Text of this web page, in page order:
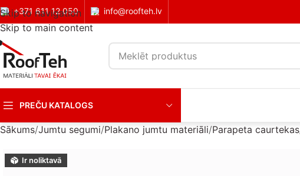
Skip to navigation
Skip to main content
+371 611 12 050 info@roofteh.lv
PREČU KATALOGS
Sākums Jumtu segumi Plakano jumtu materiāli Parapeta caurtekas
Ir noliktavā